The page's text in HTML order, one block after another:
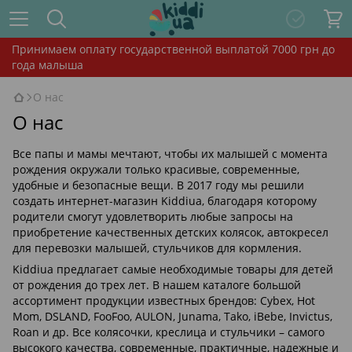
Принимаем оплату государственной выплатой 7000 грн до
года малыша
О нас
О нас
Все папы и мамы мечтают, чтобы их малышей с момента
рождения окружали только красивые, современные,
удобные и безопасные вещи. В 2017 году мы решили
создать интернет-магазин Kiddiua, благодаря которому
родители смогут удовлетворить любые запросы на
приобретение качественных детских колясок, автокресел
для перевозки малышей, стульчиков для кормления.
Kiddiua предлагает самые необходимые товары для детей
от рождения до трех лет. В нашем каталоге большой
ассортимент продукции известных брендов: Cybex, Hot
Mom, DSLAND, FooFoo, AULON, Junama, Tako, iBebe, Invictus,
Roan и др. Все колясочки, креслица и стульчики – самого
высокого качества, современные, практичные, надежные и